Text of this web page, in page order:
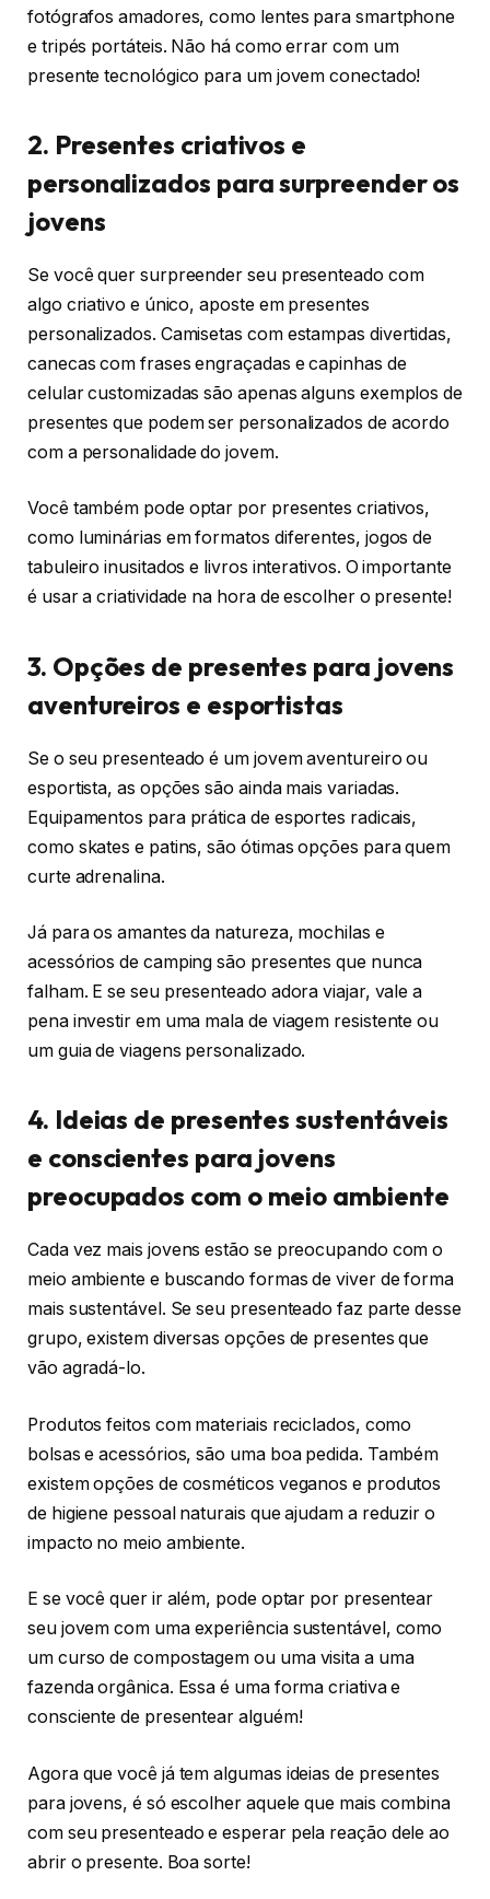
fotógrafos amadores, como lentes para smartphone
e tripés portáteis. Não há como errar com um
presente tecnológico para um jovem conectado!
2. Presentes criativos e
personalizados para surpreender os
jovens
Se você quer surpreender seu presenteado com
algo criativo e único, aposte em presentes
personalizados. Camisetas com estampas divertidas,
canecas com frases engraçadas e capinhas de
celular customizadas são apenas alguns exemplos de
presentes que podem ser personalizados de acordo
com a personalidade do jovem.
Você também pode optar por presentes criativos,
como luminárias em formatos diferentes, jogos de
tabuleiro inusitados e livros interativos. O importante
é usar a criatividade na hora de escolher o presente!
3. Opções de presentes para jovens
aventureiros e esportistas
Se o seu presenteado é um jovem aventureiro ou
esportista, as opções são ainda mais variadas.
Equipamentos para prática de esportes radicais,
como skates e patins, são ótimas opções para quem
curte adrenalina.
Já para os amantes da natureza, mochilas e
acessórios de camping são presentes que nunca
falham. E se seu presenteado adora viajar, vale a
pena investir em uma mala de viagem resistente ou
um guia de viagens personalizado.
4. Ideias de presentes sustentáveis
e conscientes para jovens
preocupados com o meio ambiente
Cada vez mais jovens estão se preocupando com o
meio ambiente e buscando formas de viver de forma
mais sustentável. Se seu presenteado faz parte desse
grupo, existem diversas opções de presentes que
vão agradá-lo.
Produtos feitos com materiais reciclados, como
bolsas e acessórios, são uma boa pedida. Também
existem opções de cosméticos veganos e produtos
de higiene pessoal naturais que ajudam a reduzir o
impacto no meio ambiente.
E se você quer ir além, pode optar por presentear
seu jovem com uma experiência sustentável, como
um curso de compostagem ou uma visita a uma
fazenda orgânica. Essa é uma forma criativa e
consciente de presentear alguém!
Agora que você já tem algumas ideias de presentes
para jovens, é só escolher aquele que mais combina
com seu presenteado e esperar pela reação dele ao
abrir o presente. Boa sorte!